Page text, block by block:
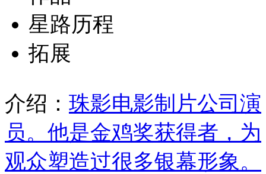
星路历程
拓展
介绍： 珠影电影制片公司演
员。他是金鸡奖获得者，为
观众塑造过很多银幕形象。